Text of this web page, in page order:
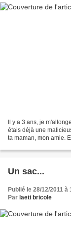
Il y a 3 ans, je
étais déjà une
ta maman, mon amie.
Un sac...
Publié le 28/12/2011 à
Par laeti bricole